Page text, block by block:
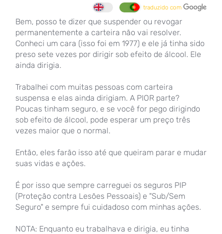
traduzido com
Bem, posso te dizer que suspender ou revogar
permanentemente a carteira não vai resolver.
Conheci um cara (isso foi em 1977) e ele já tinha sido
preso sete vezes por dirigir sob efeito de álcool. Ele
ainda dirigia.
Trabalhei com muitas pessoas com carteira
suspensa e elas ainda dirigiam. A PIOR parte?
Poucas tinham seguro, e se você for pego dirigindo
sob efeito de álcool, pode esperar um preço três
vezes maior que o normal.
Então, eles farão isso até que queiram parar e mudar
suas vidas e ações.
É por isso que sempre carreguei os seguros PIP
(Proteção contra Lesões Pessoais) e "Sub/Sem
Seguro" e sempre fui cuidadoso com minhas ações.
NOTA: Enquanto eu trabalhava e dirigia, eu tinha